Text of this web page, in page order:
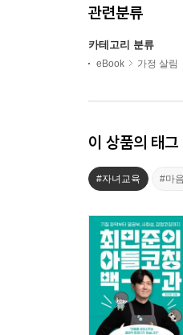
관련분류
카테고리 분류
eBook 가정 살림
이 상품의 태그
#자녀교육 #마